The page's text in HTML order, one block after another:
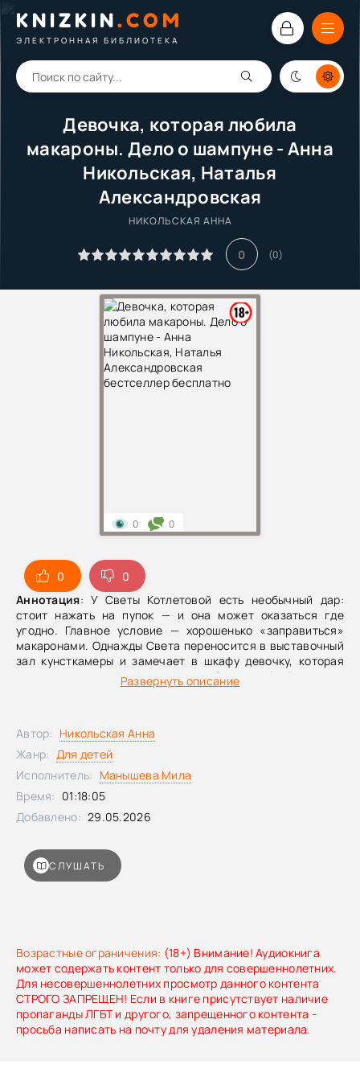
KNIZKIN. COM
ЭЛЕКТРОННАЯ БИБЛИОТЕКА
Девочка, которая любила
макароны. Дело о шампуне - Анна
Никольская, Наталья
Александровская
НИКОЛЬСКАЯ АННА
0 (0)
0
0
Аннотация: У Светы Котлетовой есть необычный дар:
стоит нажать на пупок — и она может оказаться где
угодно. Главное условие — хорошенько «заправиться»
макаронами. Однажды Света переносится в выставочный
зал кунсткамеры и замечает в шкафу девочку, которая
вскоре загадочно пропадает.Света берётся за
расследование. По мере поисков она выходит на скрытую
суперспособность!) и помогает ей разобраться в
отношениях с дедушкой — и с самой собой.
Развернуть описание
Возрастные ограничения: (18+) Внимание! Аудиокнига
может содержать контент только для совершеннолетних.
Для несовершеннолетних просмотр данного контента
СТРОГО ЗАПРЕЩЕН! Если в книге присутствует наличие
пропаганды ЛГБТ и другого, запрещенного контента -
просьба написать на почту для удаления материала.
0 0
СЛУШАТЬ
Автор: Никольская Анна
Жанр: Для детей
Исполнитель: Манышева Мила
Время: 01:18:05
Добавлено: 29.05.2026